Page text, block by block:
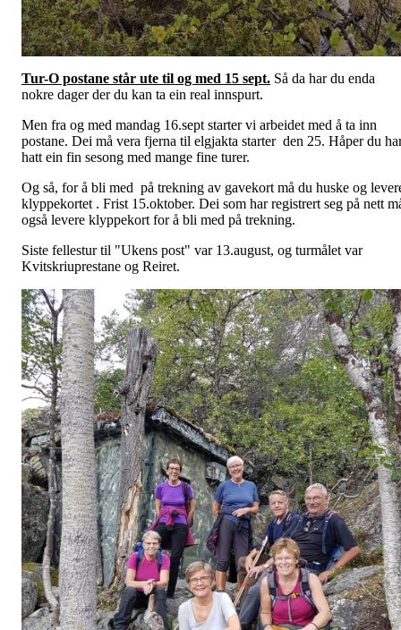
Tur-O postane står ute til og med 15 sept. Så da har du enda
nokre dager der du kan ta ein real innspurt.
Men fra og med mandag 16.sept starter vi arbeidet med å ta inn
postane. Dei må vera fjerna til elgjakta starter den 25. Håper du
hatt ein fin sesong med mange fine turer.
Og så, for å bli med på trekning av gavekort må du huske og
klyppekortet . Frist 15.oktober. Dei som har registrert seg på nett
også levere klyppekort for å bli med på trekning.
Siste fellestur til "Ukens post" var 13.august, og turmålet var
Kvitskriuprestane og Reiret.